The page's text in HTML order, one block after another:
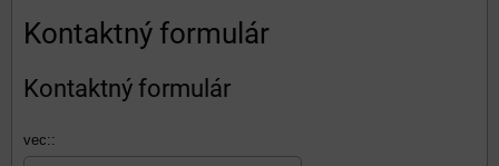
Kontaktný formulár
Kontaktný formulár
vec::